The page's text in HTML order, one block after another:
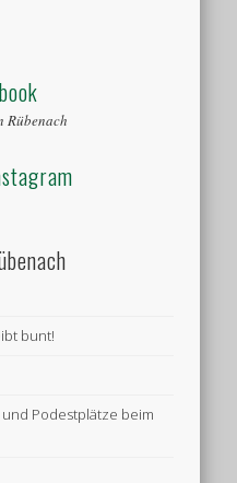
Rübenach
bunt!
Podestplätze beim